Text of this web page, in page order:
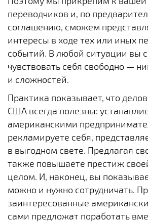
переводчиков и, по
соглашению, сможем
интересы в ходе тех или иных
событий. В любой ситуации вы
чувствовать себя свободно —
и сложностей.
Практика показывает, что
США всегда полезны:
американскими
рекламируете себя,
в выгодном свете. Предлагая
также повышаете престиж
целом. И, наконец, вы
можно и нужно сотрудничать.
заинтересованные
сами предложат поработать